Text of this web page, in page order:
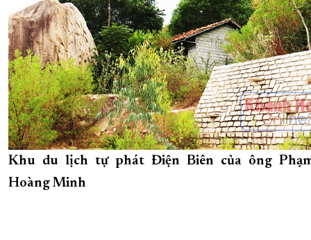
Khu du lịch tự phát Điện Biên của ông
Hoàng Minh